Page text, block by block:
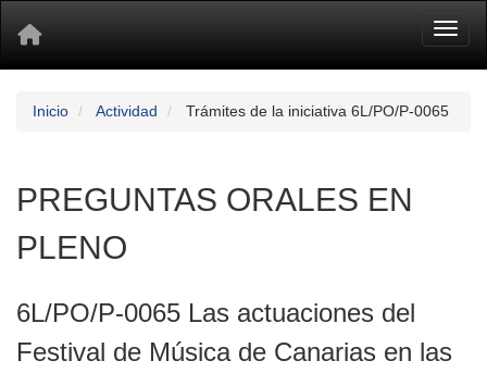
Inicio Actividad Trámites de la iniciativa 6L/PO/P-0065
PREGUNTAS ORALES EN
PLENO
6L/PO/P-0065 Las actuaciones del
Festival de Música de Canarias en las